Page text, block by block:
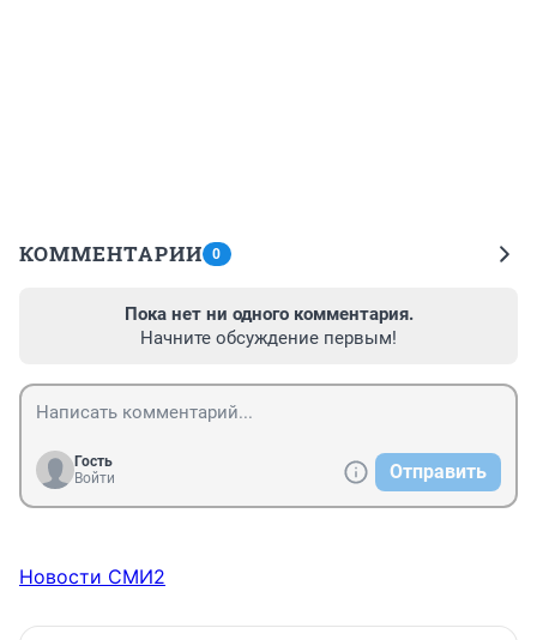
КОММЕНТАРИИ 0
Пока нет ни одного комментария.
Начните обсуждение первым!
Гость
Войти
Отправить
Новости СМИ2